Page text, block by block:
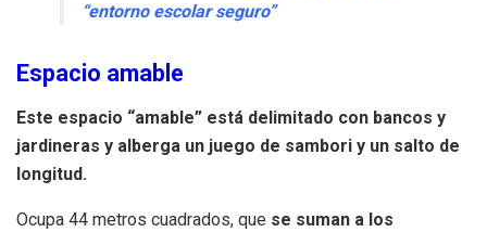
“entorno escolar seguro”
Espacio amable
Este espacio “amable” está delimitado con bancos y
jardineras y alberga un juego de sambori y un salto de
longitud.
Ocupa 44 metros cuadrados, que se suman a los